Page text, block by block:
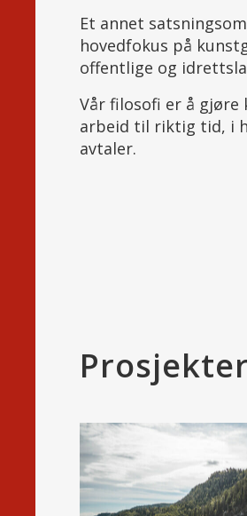
Et annet
hovedfokus på
offentlige og
Vår filosofi er å
arbeid til riktig tid, i
avtaler.
Prosjekter